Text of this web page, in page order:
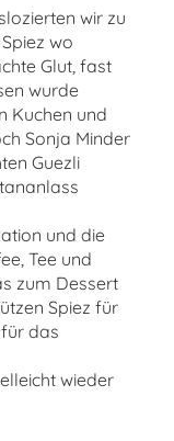
wir zu
wo
Glut, fast
wurde
Kuchen und
Sonja Minder
Guezli
und die
Tee und
zum Dessert
Spiez für
das
wieder